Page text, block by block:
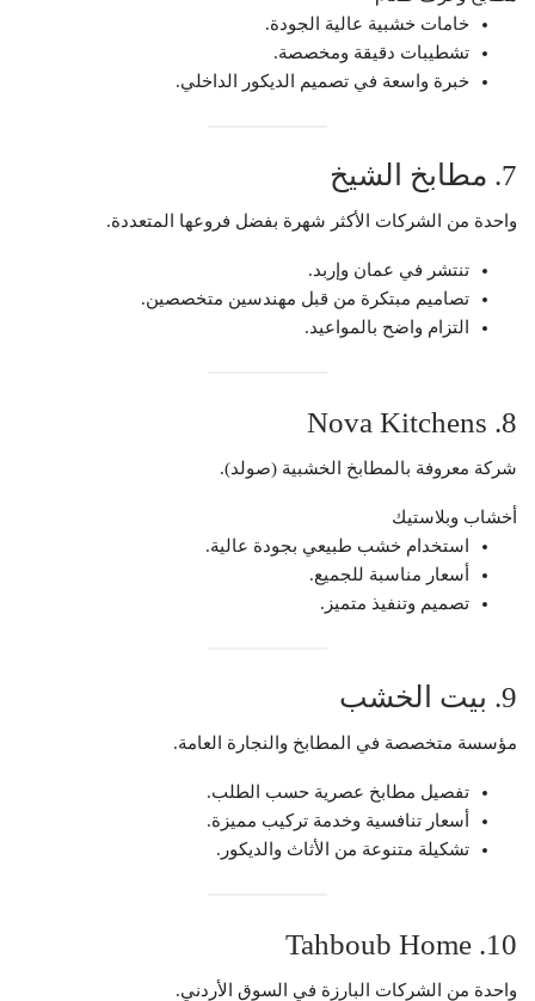
خامات خشبية عالية الجودة.
تشطيبات دقيقة ومخصصة.
خبرة واسعة في تصميم الديكور الداخلي.
7. مطابخ الشيخ
واحدة من الشركات الأكثر شهرة بفضل فروعها المتعددة.
تنتشر في عمان وإربد.
تصاميم مبتكرة من قبل مهندسين متخصصين.
التزام واضح بالمواعيد.
8. Nova Kitchens
شركة معروفة بالمطابخ الخشبية (صولد).
أخشاب وبلاستيك
استخدام خشب طبيعي بجودة عالية.
أسعار مناسبة للجميع.
تصميم وتنفيذ متميز.
9. بيت الخشب
مؤسسة متخصصة في المطابخ والنجارة العامة.
تفصيل مطابخ عصرية حسب الطلب.
أسعار تنافسية وخدمة تركيب مميزة.
تشكيلة متنوعة من الأثاث والديكور.
10. Tahboub Home
واحدة من الشركات البارزة في السوق الأردني.